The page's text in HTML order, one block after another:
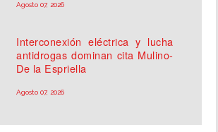
Agosto 07, 2026
Interconexión eléctrica y lucha
antidrogas dominan cita Mulino-
De la Espriella
Agosto 07, 2026